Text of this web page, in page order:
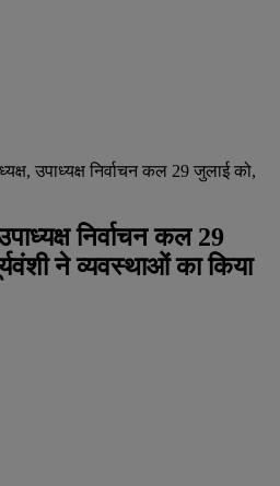
उपाध्यक्ष निर्वाचन कल 29 जुलाई को,
निर्वाचन कल 29
ने व्यवस्थाओं का किया